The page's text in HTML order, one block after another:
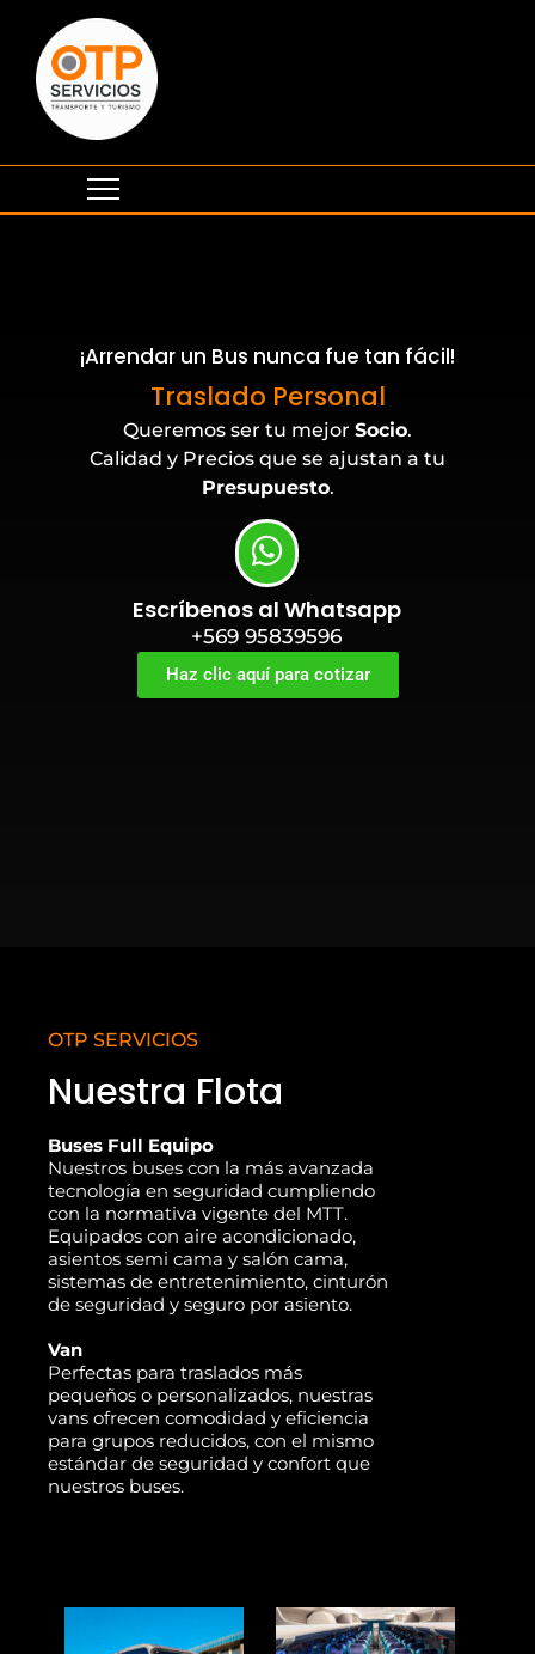
¡Arrendar un Bus nunca fue tan fácil!
Traslado Personal
Eventos Corporativos
Queremos ser tu mejor Socio.
Calidad y Precios que se ajustan a tu
Presupuesto.
Escríbenos al Whatsapp
+569 95839596
Haz clic aquí para cotizar
OTP SERVICIOS
Nuestra Flota
Buses Full Equipo
Nuestros buses con la más avanzada
tecnología en seguridad cumpliendo
con la normativa vigente del MTT.
Equipados con aire acondicionado,
asientos semi cama y salón cama,
sistemas de entretenimiento, cinturón
de seguridad y seguro por asiento.
Van
Perfectas para traslados más
pequeños o personalizados, nuestras
vans ofrecen comodidad y eficiencia
para grupos reducidos, con el mismo
estándar de seguridad y confort que
nuestros buses.